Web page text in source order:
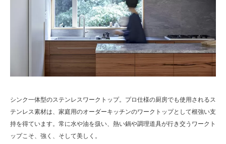
シンク一体型のステンレスワークトップ。プロ仕様の厨房でも使用されるス
テンレス素材は、家庭用のオーダーキッチンのワークトップとして根強い支
持を得ています。常に水や油を扱い、熱い鍋や調理道具が行き交うワークト
ップこそ、強く、そして美しく。